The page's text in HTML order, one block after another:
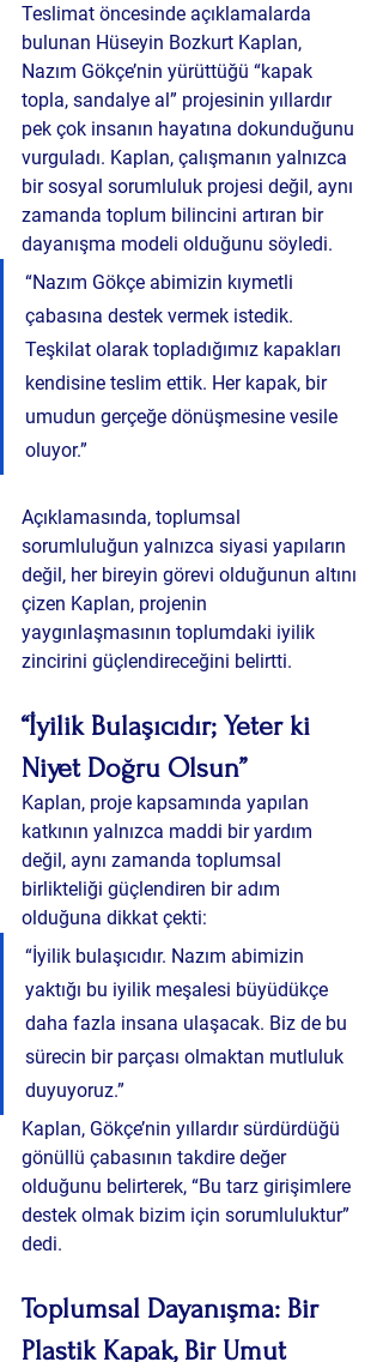
Teslimat öncesinde açıklamalarda
bulunan Hüseyin Bozkurt Kaplan,
Nazım Gökçe’nin yürüttüğü “kapak
topla, sandalye al” projesinin yıllardır
pek çok insanın hayatına dokunduğunu
vurguladı. Kaplan, çalışmanın yalnızca
bir sosyal sorumluluk projesi değil, aynı
zamanda toplum bilincini artıran bir
dayanışma modeli olduğunu söyledi.
“Nazım Gökçe abimizin kıymetli
çabasına destek vermek istedik.
Teşkilat olarak topladığımız kapakları
kendisine teslim ettik. Her kapak, bir
umudun gerçeğe dönüşmesine vesile
oluyor.”
Açıklamasında, toplumsal
sorumluluğun yalnızca siyasi yapıların
değil, her bireyin görevi olduğunun altını
çizen Kaplan, projenin
yaygınlaşmasının toplumdaki iyilik
zincirini güçlendireceğini belirtti.
“İyilik Bulaşıcıdır; Yeter ki
Niyet Doğru Olsun”
Kaplan, proje kapsamında yapılan
katkının yalnızca maddi bir yardım
değil, aynı zamanda toplumsal
birlikteliği güçlendiren bir adım
olduğuna dikkat çekti:
“İyilik bulaşıcıdır. Nazım abimizin
yaktığı bu iyilik meşalesi büyüdükçe
daha fazla insana ulaşacak. Biz de bu
sürecin bir parçası olmaktan mutluluk
duyuyoruz.”
Kaplan, Gökçe’nin yıllardır sürdürdüğü
gönüllü çabasının takdire değer
olduğunu belirterek, “Bu tarz girişimlere
destek olmak bizim için sorumluluktur”
dedi.
Toplumsal Dayanışma: Bir
Plastik Kapak, Bir Umut